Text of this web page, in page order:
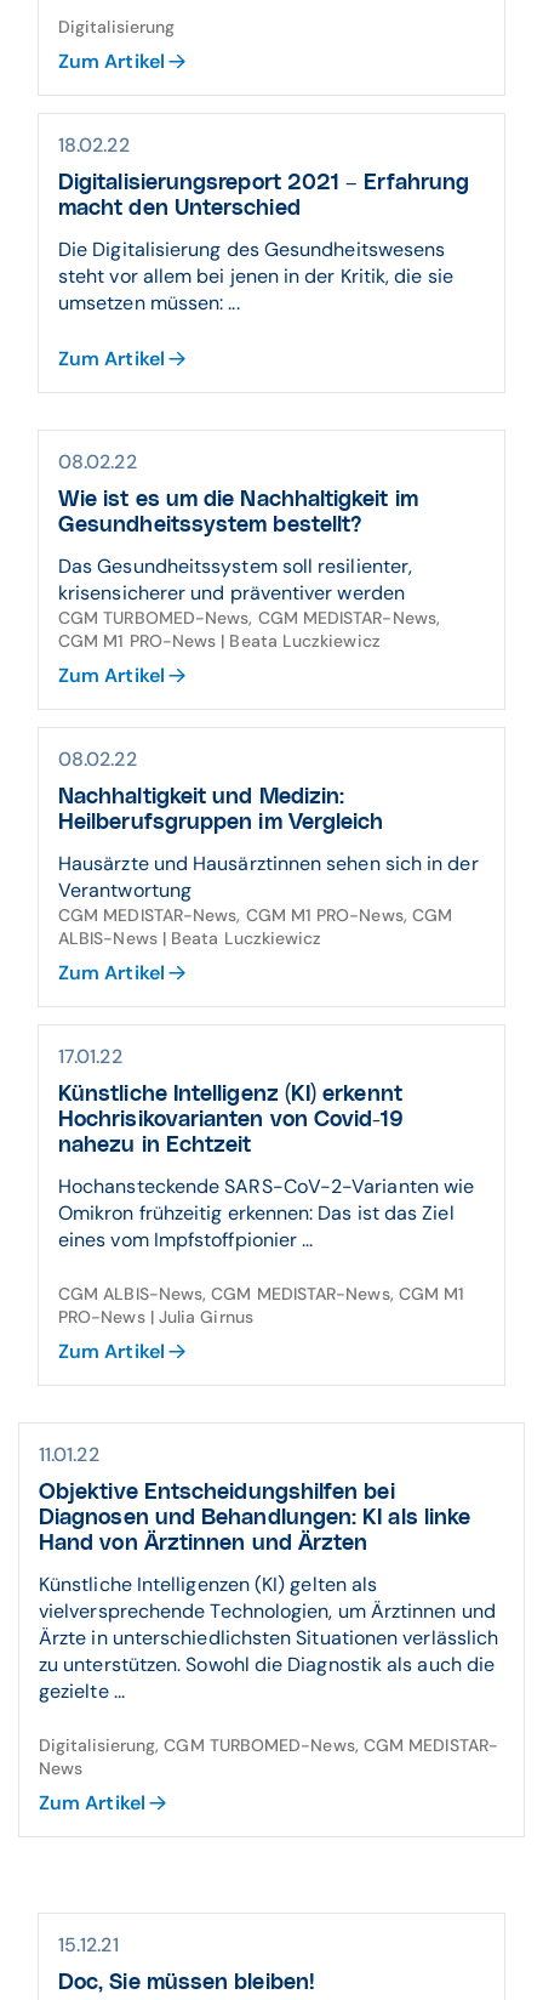
Digitalisierung
Zum Artikel
18.02.22
Digitalisierungsreport 2021 – Erfahrung
macht den Unterschied
Die Digitalisierung des Gesundheitswesens
steht vor allem bei jenen in der Kritik, die sie
umsetzen müssen: ...
Zum Artikel
08.02.22
Wie ist es um die Nachhaltigkeit im
Gesundheitssystem bestellt?
Das Gesundheitssystem soll resilienter,
krisensicherer und präventiver werden
CGM TURBOMED-News, CGM MEDISTAR-News,
CGM M1 PRO-News | Beata Luczkiewicz
Zum Artikel
08.02.22
Nachhaltigkeit und Medizin:
Heilberufsgruppen im Vergleich
Hausärzte und Hausärztinnen sehen sich in der
Verantwortung
CGM MEDISTAR-News, CGM M1 PRO-News, CGM
ALBIS-News | Beata Luczkiewicz
Zum Artikel
17.01.22
Künstliche Intelligenz (KI) erkennt
Hochrisikovarianten von Covid-19
nahezu in Echtzeit
Hochansteckende SARS-CoV-2-Varianten wie
Omikron frühzeitig erkennen: Das ist das Ziel
eines vom Impfstoffpionier ...
CGM ALBIS-News, CGM MEDISTAR-News, CGM M1
PRO-News | Julia Girnus
Zum Artikel
11.01.22
Objektive Entscheidungshilfen bei
Diagnosen und Behandlungen: KI als linke
Hand von Ärztinnen und Ärzten
Künstliche Intelligenzen (KI) gelten als
vielversprechende Technologien, um Ärztinnen und
Ärzte in unterschiedlichsten Situationen verlässlich
zu unterstützen. Sowohl die Diagnostik als auch die
gezielte ...
Digitalisierung, CGM TURBOMED-News, CGM MEDISTAR-
News
Zum Artikel
15.12.21
Doc, Sie müssen bleiben!